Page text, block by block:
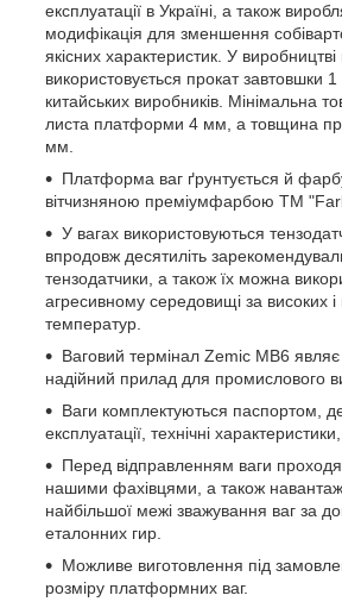
експлуатації в Україні, а також
модифікація для зменшення
якісних характеристик. У виробництві
використовується прокат завтовшки
китайських виробників. Мінімальна
листа платформи 4 мм, а товщина
мм.
Платформа ваг ґрунтується й
вітчизняною преміумфарбою ТМ
У вагах використовуються
впродовж десятиліть
тензодатчики, а також їх можна
агресивному середовищі за високих і
температур.
Ваговий термінал Zemic MB6
надійний прилад для промислового
Ваги комплектуються паспортом,
експлуатації, технічні
Перед відправленням ваги
нашими фахівцями, а також
найбільшої межі зважування ваг за
еталонних гир.
Можливе виготовлення під
розміру платформних ваг.